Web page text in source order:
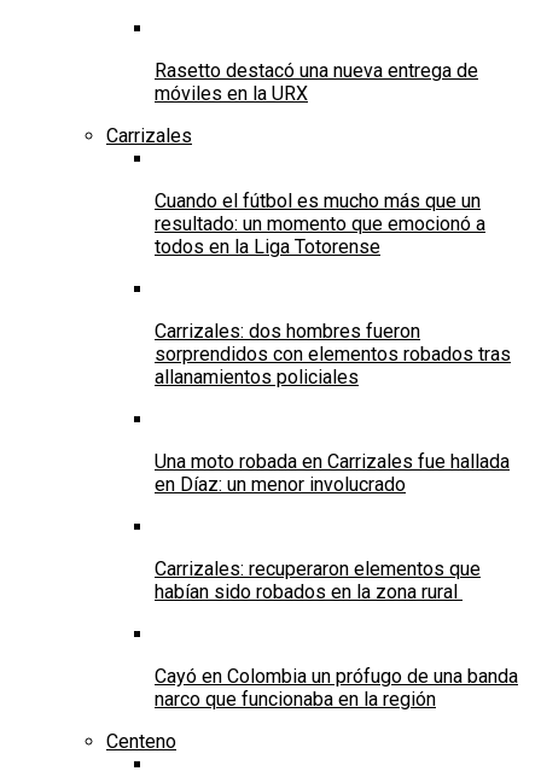
Rasetto destacó una nueva entrega de
móviles en la URX
Carrizales
Cuando el fútbol es mucho más que un
resultado: un momento que emocionó a
todos en la Liga Totorense
Carrizales: dos hombres fueron
sorprendidos con elementos robados tras
allanamientos policiales
Una moto robada en Carrizales fue hallada
en Díaz: un menor involucrado
Carrizales: recuperaron elementos que
habían sido robados en la zona rural
Cayó en Colombia un prófugo de una banda
narco que funcionaba en la región
Centeno